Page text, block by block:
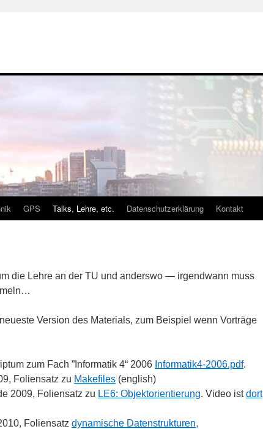
GPS Talks, Lehre, etc. Datenschutzerklärung Kontakt
die Lehre an der TU und anderswo — irgendwann muss
Version des Materials, zum Beispiel wenn Vorträge
zum Fach ”Informatik 4“ 2006 Informatik4-2006.pdf.
Foliensatz zu Makefiles (english)
2009, Foliensatz zu LE6: Objektorientierung. Video istdort
Foliensatz dynamische Datenstrukturen,